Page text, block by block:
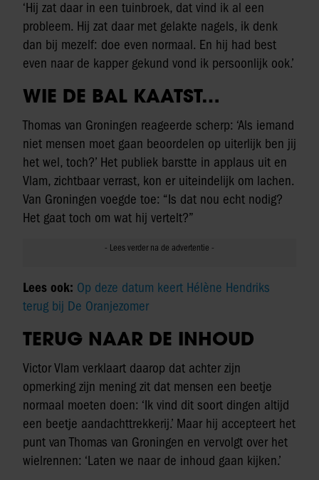
‘Hij zat daar in een tuinbroek, dat vind ik al een
probleem. Hij zat daar met gelakte nagels, ik denk
dan bij mezelf: doe even normaal. En hij had best
even naar de kapper gekund vond ik persoonlijk ook.’
WIE DE BAL KAATST…
Thomas van Groningen reageerde scherp: ‘Als iemand
niet mensen moet gaan beoordelen op uiterlijk ben jij
het wel, toch?’ Het publiek barstte in applaus uit en
Vlam, zichtbaar verrast, kon er uiteindelijk om lachen.
Van Groningen voegde toe: “Is dat nou echt nodig?
Het gaat toch om wat hij vertelt?”
Lees ook: Op deze datum keert Hélène Hendriks
terug bij De Oranjezomer
TERUG NAAR DE INHOUD
Victor Vlam verklaart daarop dat achter zijn
opmerking zijn mening zit dat mensen een beetje
normaal moeten doen: ‘Ik vind dit soort dingen altijd
een beetje aandachttrekkerij.’ Maar hij accepteert het
punt van Thomas van Groningen en vervolgt over het
wielrennen: ‘Laten we naar de inhoud gaan kijken.’